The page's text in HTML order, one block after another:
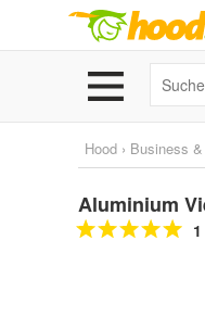
Hood › Business
Aluminium
1